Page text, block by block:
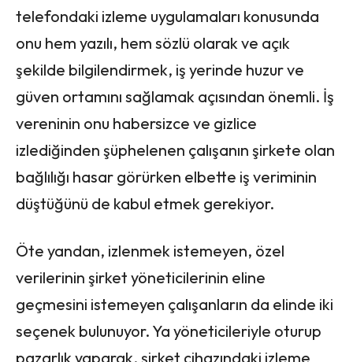
telefondaki izleme uygulamaları konusunda
onu hem yazılı, hem sözlü olarak ve açık
şekilde bilgilendirmek, iş yerinde huzur ve
güven ortamını sağlamak açısından önemli. İş
vereninin onu habersizce ve gizlice
izlediğinden şüphelenen çalışanın şirkete olan
bağlılığı hasar görürken elbette iş veriminin
düştüğünü de kabul etmek gerekiyor.
Öte yandan, izlenmek istemeyen, özel
verilerinin şirket yöneticilerinin eline
geçmesini istemeyen çalışanların da elinde iki
seçenek bulunuyor. Ya yöneticileriyle oturup
pazarlık yaparak, şirket cihazındaki izleme